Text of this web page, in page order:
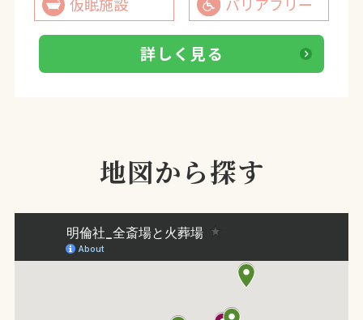
仮眠施設 バリアフリー
詳しく見る
地図から探す